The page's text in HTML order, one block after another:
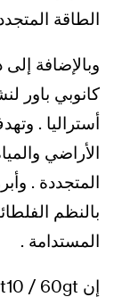
الطاقة
وبالإضافة
كانوبي باور
أستراليا .
الأراضي
المتجددة .
بالنظم
المستدامة .